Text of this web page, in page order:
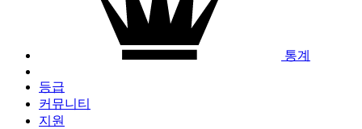
통계
등급
커뮤니티
지원